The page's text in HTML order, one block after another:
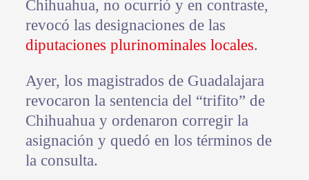
Chihuahua, no ocurrió y en contraste,
revocó las designaciones de las
diputaciones plurinominales locales.
Ayer, los magistrados de Guadalajara
revocaron la sentencia del “trifito” de
Chihuahua y ordenaron corregir la
asignación y quedó en los términos de
la consulta.